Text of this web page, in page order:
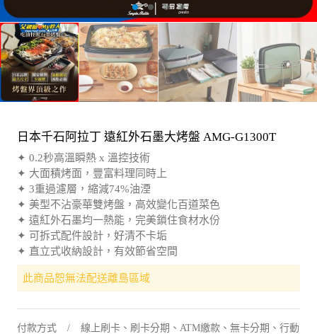
日本千石阿拉丁 遠紅外石墨大烤盤 AMG-G1300T
✦ 0.2秒高溫瞬熱 x 溫控技術
✦ 大面積烤面，豐富料理同時上
✦ 3重過濾層，縮減74%油湮
✦ 美型不沾豪華雙烤盤，高效變化百道菜色
✦ 遠紅外石墨均一熱能，完美鎖住食材水份
✦ 可拆式配件設計，好清不卡垢
✦ 直立式收納設計，有效節省空間
此商品恕無法配送離島區域
付款方式
線上刷卡、刷卡分期、ATM繳款、無卡分期、行動